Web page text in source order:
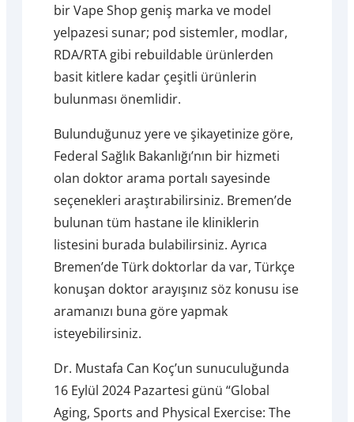
bir Vape Shop geniş marka ve model
yelpazesi sunar; pod sistemler, modlar,
RDA/RTA gibi rebuildable ürünlerden
basit kitlere kadar çeşitli ürünlerin
bulunması önemlidir.
Bulunduğunuz yere ve şikayetinize göre,
Federal Sağlık Bakanlığı’nın bir hizmeti
olan doktor arama portalı sayesinde
seçenekleri araştırabilirsiniz. Bremen’de
bulunan tüm hastane ile kliniklerin
listesini burada bulabilirsiniz. Ayrıca
Bremen’de Türk doktorlar da var, Türkçe
konuşan doktor arayışınız söz konusu ise
aramanızı buna göre yapmak
isteyebilirsiniz.
Dr. Mustafa Can Koç’un sunuculuğunda
16 Eylül 2024 Pazartesi günü “Global
Aging, Sports and Physical Exercise: The